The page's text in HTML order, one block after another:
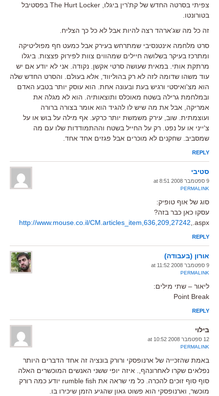
צפיתי בסרטה החדש של קת'רין ביגלו, The Hurt Locker בפסטיבל
בטורונטו.
זה כל מה שג'ארהד רצה להיות אבל לא כל כך הצליח.
סרט מלחמה אינטנסיבי שמתרחש בעירק אבל כמעט חף מפוליטיקה
ומתרכז בעיקר בשלושה חיילים שמהווים צוות לפירוק פצצות. ביגלו
מרתקת אותי. במאית שעושה סרטי אקשן. נקודה. אני לא יודע אם יש
עוד משהו שדומה לזה לא רק בהוליווד, אלא בעולם. והסרט החדש שלה
הוא מצ'ואיסטי ורגיש בעת ובעונה אחת. הוא עוסק יותר בטבע האדם
ובמלחמת גרילה בשטח מאוכלס ותוצאותיה. הוא לא מגלה את
אמריקה, אבל את מה שיש לו להגיד הוא אומר בצורה ברורה
ועוצמתית. שוב, עירק משמשת יותר כרקע. אף מילה על בוש או על
צ'ייני או על נפט. רק על החייל בשטח וההתמודדות שלו עם מה
שמסביב. שחקנים לא מוכרים אבל פגזים אחד אחד.
REPLY
סטיבי
9 ספטמבר 2008 at 8:51
PERMALINK
סוג של אוף טופיק:
עסקו כאן כבר בזה?
http://www.mouse.co.il/CM.articles_item,636,209,27242 ,.aspx
REPLY
אורון (בעבודה)
9 ספטמבר 2008 at 11:52
PERMALINK
ליאור – שתי מילים:
Point Break
REPLY
בילוי
12 ספטמבר 2008 at 10:52
PERMALINK
באמת שהזכייה של ארנופסקי ורורק בונציה זה אחד הדברים היותר
נפלאים שקרו לאחרונהף,. איזה יופי ששני האנשים המוכשרים האלה
סוף סוף זוכים להכרה. כל מי שראה את rumble fish יודע כמה רורק
מוכשר, וארנופסקי הוא פשוט גאון שהגיע הזמן שיכירו בו.